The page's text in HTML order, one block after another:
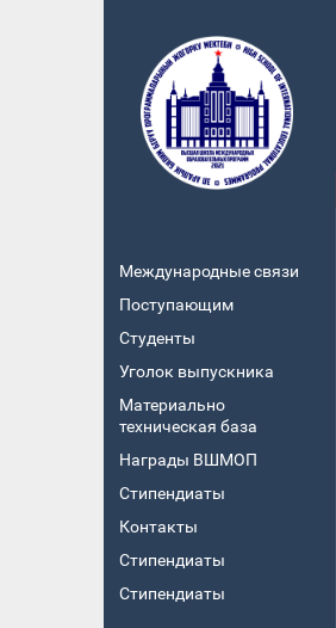
Международные связи
Поступающим
Студенты
Уголок выпускника
Материально
техническая база
Награды ВШМОП
Стипендиаты
Контакты
Стипендиаты
Стипендиаты